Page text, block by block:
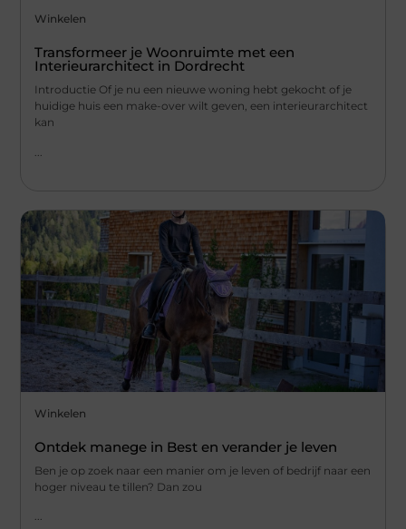
Winkelen
Transformeer je Woonruimte met een
Interieurarchitect in Dordrecht
Introductie Of je nu een nieuwe woning hebt gekocht of je
huidige huis een make-over wilt geven, een interieurarchitect
kan
Winkelen
Ontdek manege in Best en verander je leven
Ben je op zoek naar een manier om je leven of bedrijf naar een
hoger niveau te tillen? Dan zou
...